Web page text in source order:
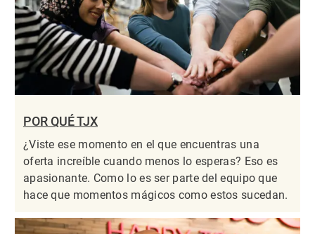
POR QUÉ TJX
¿Viste ese momento en el que encuentras una
oferta increíble cuando menos lo esperas? Eso es
apasionante. Como lo es ser parte del equipo que
hace que momentos mágicos como estos sucedan.